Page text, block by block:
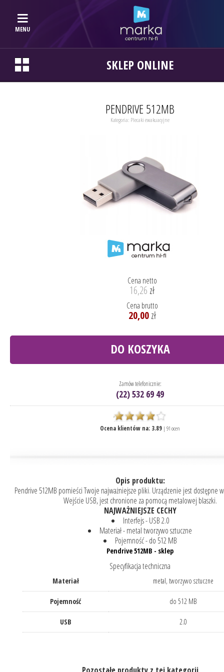
MENU
SKLEP ONLINE
PENDRIVE 512MB
Kategoria: Plecaki ewakuacyjne
Cena netto
16,26 zł
Cena brutto
20,00zł
DO KOSZYKA
Zamów telefonicznie:
(22) 532 69 49
Ocena klientów na: 3.89 | 91 ocen
Opis produktu:
Pendrive 512MB pomieści Twoje najważniejsze pliki. Urządzenie jest dostępne
Wejście USB, jest chronione za pomocą metalowej blaszki.
NAJWAŻNIEJSZE CECHY
Interfejs - USB 2.0
Materiał - metal tworzywo sztuczne
Pojemność - do 512 MB
Pendrive 512MB - sklep
Specyfikacja techniczna
Materiał metal, tworzywo sztuczne
Pojemność do 512 MB
USB 2.0